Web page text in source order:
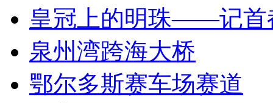
皇冠上的明珠——记首
泉州湾跨海大桥
鄂尔多斯赛车场赛道